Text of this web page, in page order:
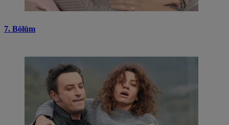
7. Bölüm